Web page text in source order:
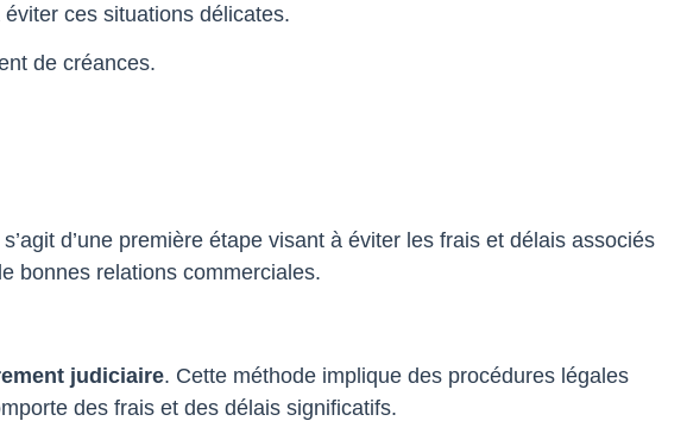
ces situations délicates.
de créances.
d’une première étape visant à éviter les frais et délais associés
bonnes relations commerciales.
judiciaire. Cette méthode implique des procédures légales
des frais et des délais significatifs.